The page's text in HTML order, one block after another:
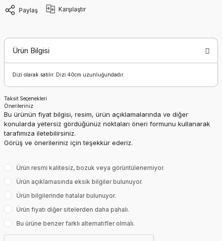
Paylaş Karşılaştır
Ürün Bilgisi
Dizi olarak satılır. Dizi 40cm uzunluğundadır.
Taksit Seçenekleri
Önerileriniz
Bu ürünün fiyat bilgisi, resim, ürün açıklamalarında ve diğer
konularda yetersiz gördüğünüz noktaları öneri formunu kullanarak
tarafımıza iletebilirsiniz.
Görüş ve önerileriniz için teşekkür ederiz.
Ürün resmi kalitesiz, bozuk veya görüntülenemiyor.
Ürün açıklamasında eksik bilgiler bulunuyor.
Ürün bilgilerinde hatalar bulunuyor.
Ürün fiyatı diğer sitelerden daha pahalı.
Bu ürüne benzer farklı alternatifler olmalı.